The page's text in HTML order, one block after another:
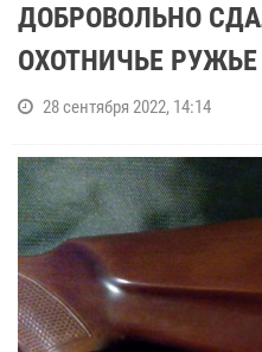
ДОБРОВОЛЬНО
ОХОТНИЧЬЕ РУЖЬЕ
28 сентября 2022, 14:14